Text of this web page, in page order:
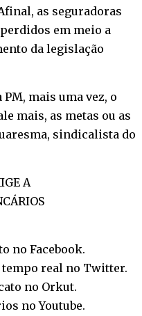
as seguradoras
em meio a
da legislação
PM, mais uma vez, o
mais, as metas ou as
sindicalista do
A
no Facebook.
real no Twitter.
no Orkut.
noYoutube.